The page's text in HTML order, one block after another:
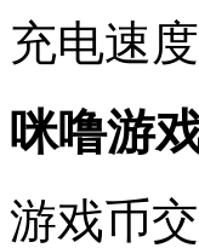
充电速
咪噜游
游戏币